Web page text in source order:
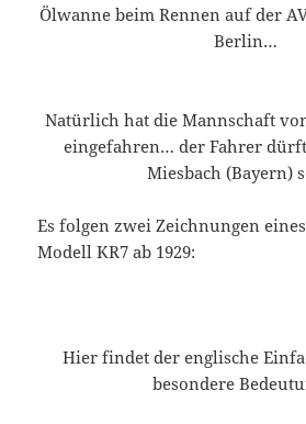
Ölwanne beim Rennen auf der
Berlin…
Natürlich hat die Mannschaft
eingefahren… der Fahrer
Miesbach (Bayern)
Es folgen zwei Zeichnungen
Modell KR7 ab 1929:
Hier findet der englische
besondere